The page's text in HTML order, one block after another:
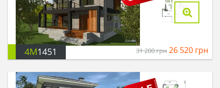
4M1451 31 200грн 26 520 грн